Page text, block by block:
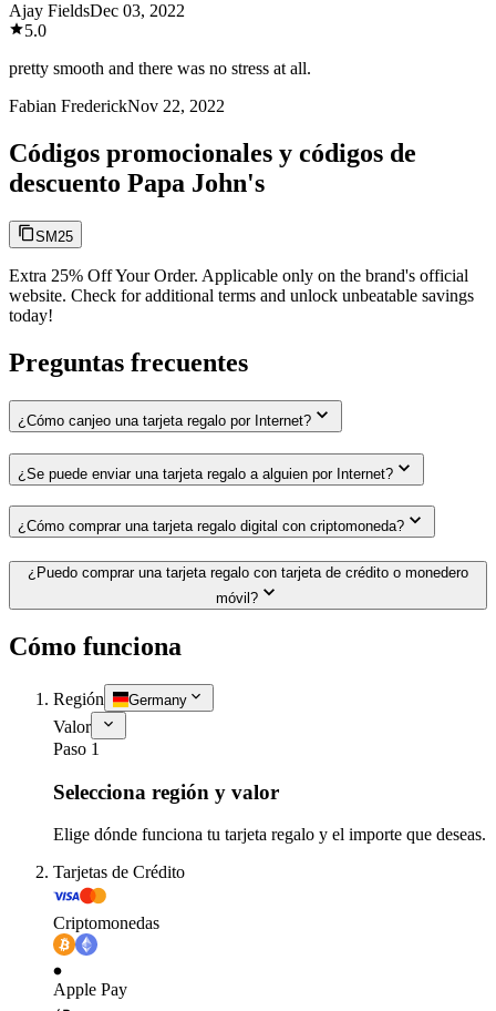
Ajay FieldsDec 03, 2022
5.0
pretty smooth and there was no stress at all.
Fabian FrederickNov 22, 2022
Códigos promocionales y códigos de
descuento Papa John's
SM25
Extra 25% Off Your Order. Applicable only on the brand's official
website. Check for additional terms and unlock unbeatable savings
today!
Preguntas frecuentes
¿Cómo canjeo una tarjeta regalo por Internet?
¿Se puede enviar una tarjeta regalo a alguien por Internet?
¿Cómo comprar una tarjeta regalo digital con criptomoneda?
¿Puedo comprar una tarjeta regalo con tarjeta de crédito o monedero
móvil?
Cómo funciona
Región Germany
Valor
Paso 1
Selecciona región y valor
Elige dónde funciona tu tarjeta regalo y el importe que deseas.
Tarjetas de Crédito
Criptomonedas
Apple Pay